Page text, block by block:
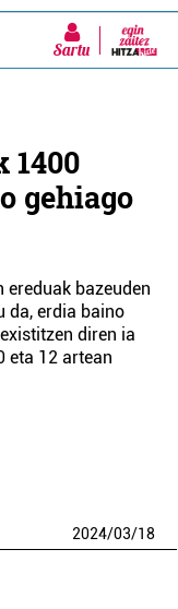
Sartu
1400
gehiago
ereduak bazeuden
da, erdia baino
diren ia
eta 12 artean
2024/03/18